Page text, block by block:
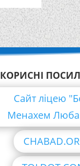
КОРИСНІ
Сайт ліцею
Менахем